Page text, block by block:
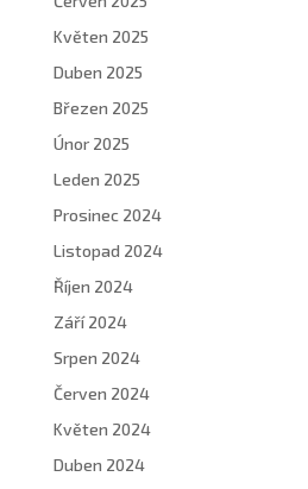
Květen 2025
Duben 2025
Březen 2025
Únor 2025
Leden 2025
Prosinec 2024
Listopad 2024
Říjen 2024
Září 2024
Srpen 2024
Červen 2024
Květen 2024
Duben 2024